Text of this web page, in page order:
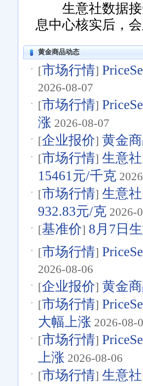
生意社数据接
息中心核实后，
黄金商品动态
[市场行情]
2026-08-07
[市场行情]
涨 2026-08-07
[企业报价] 黄金
[市场行情] 生意
15461元/千克
[市场行情] 生意
932.83元/克 2026-
[基准价] 8月7日
[市场行情]
2026-08-06
[企业报价] 黄金
[市场行情]
大幅上涨 2026-08-
[市场行情]
上涨 2026-08-06
[市场行情] 生意